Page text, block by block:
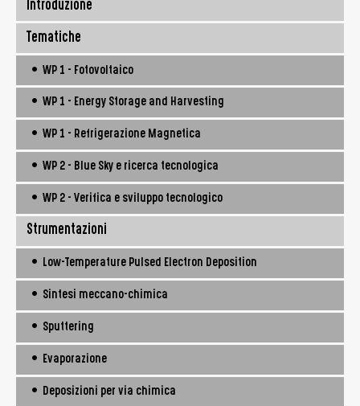
Introduzione
Tematiche
• WP 1 - Fotovoltaico
• WP 1 - Energy Storage and Harvesting
• WP 1 - Refrigerazione Magnetica
• WP 2 - Blue Sky e ricerca tecnologica
• WP 2 - Verifica e sviluppo tecnologico
Strumentazioni
• Low-Temperature Pulsed Electron Deposition
• Sintesi meccano-chimica
• Sputtering
• Evaporazione
• Deposizioni per via chimica